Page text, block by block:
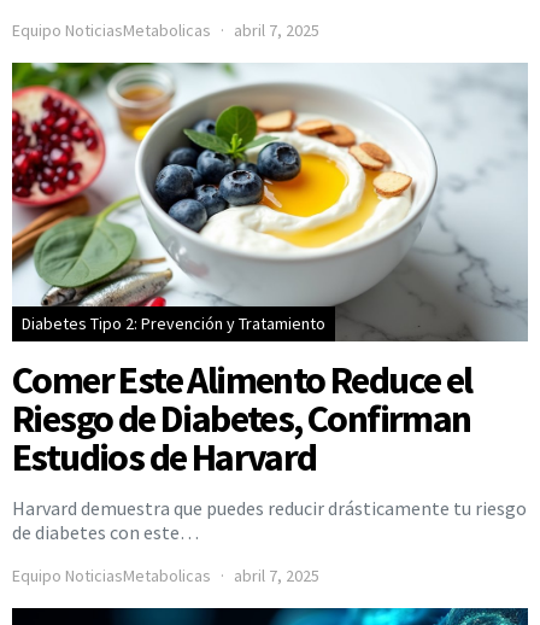
Equipo NoticiasMetabolicas abril 7, 2025
Diabetes Tipo 2: Prevención y Tratamiento
Comer Este Alimento Reduce el
Riesgo de Diabetes, Confirman
Estudios de Harvard
Harvard demuestra que puedes reducir drásticamente tu riesgo
de diabetes con este…
Equipo NoticiasMetabolicas abril 7, 2025